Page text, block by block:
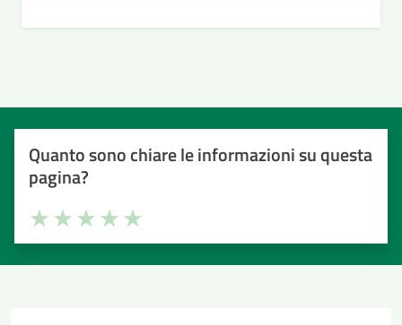
Quanto sono chiare le informazioni su questa
pagina?
Valuta la chiarezza delle informazioni (da 1 a 5 stelle)
Seleziona il numero di stelle per valutare la chiarezza delle
Valuta 5 stelle su 5
Valuta 4 stelle su 5
Valuta 3 stelle su 5
Valuta 2 stelle su 5
Valuta 1 stelle su 5